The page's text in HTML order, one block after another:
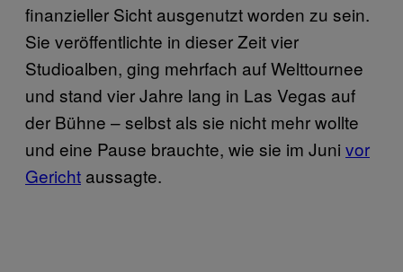
finanzieller Sicht ausgenutzt worden zu sein.
Sie veröffentlichte in dieser Zeit vier
Studioalben, ging mehrfach auf Welttournee
und stand vier Jahre lang in Las Vegas auf
der Bühne – selbst als sie nicht mehr wollte
und eine Pause brauchte, wie sie im Juni vor
Gericht aussagte.